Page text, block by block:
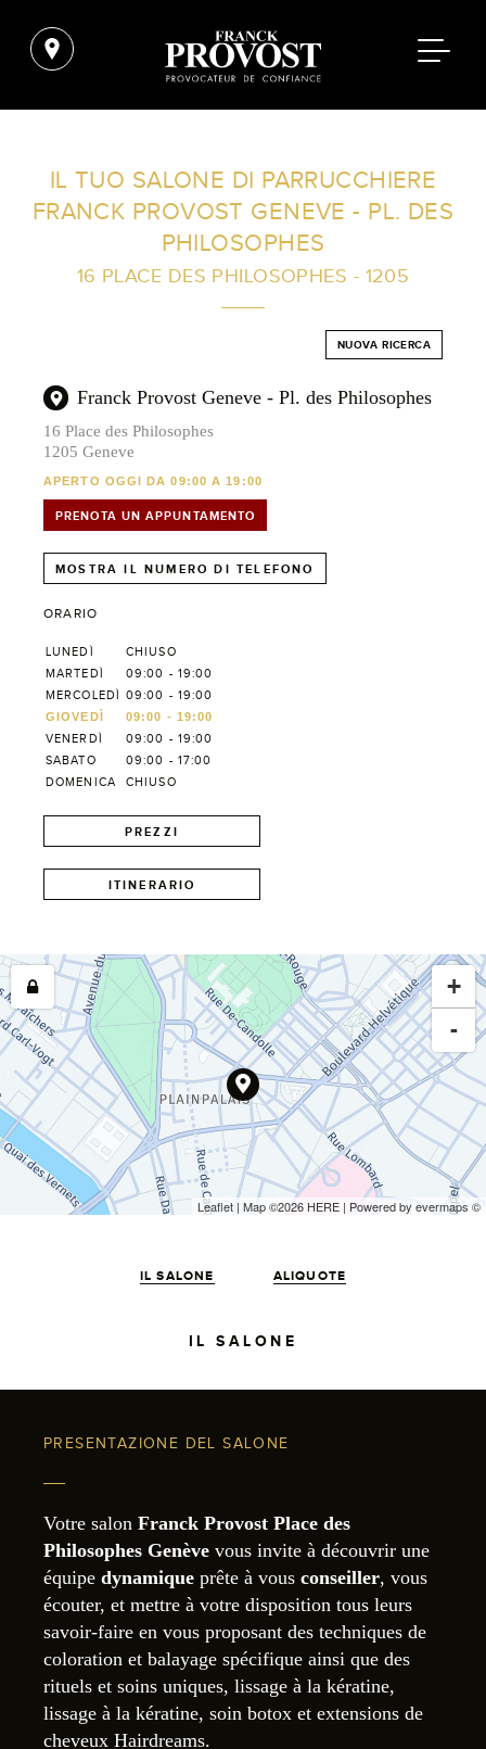
FILTRI AVANZATI
IL TUO SALONE DI PARRUCCHIERE
FRANCK PROVOST GENEVE - PL. DES
PHILOSOPHES
16 PLACE DES PHILOSOPHES - 1205
NUOVA RICERCA
Franck Provost Geneve - Pl. des Philosophes
16 Place des Philosophes
1205 Geneve
APERTO OGGI DA 09:00 A 19:00
PRENOTA UN APPUNTAMENTO
MOSTRA IL NUMERO DI TELEFONO
ORARIO
LUNEDÌ
CHIUSO
MARTEDÌ
09:00 - 19:00
MERCOLEDÌ 09:00 - 19:00
GIOVEDÌ
09:00 - 19:00
VENERDÌ
09:00 - 19:00
SABATO
09:00 - 17:00
DOMENICA
CHIUSO
PREZZI
ITINERARIO
+
-
Leaflet | Map ©2026 HERE | Powered by evermaps ©
IL SALONE ALIQUOTE
IL SALONE
PRESENTAZIONE DEL SALONE
Votre salon Franck Provost Place des
Philosophes Genève vous invite à découvrir une
équipe dynamique prête à vous conseiller, vous
écouter, et mettre à votre disposition tous leurs
savoir-faire en vous proposant des techniques de
coloration et balayage spécifique ainsi que des
rituels et soins uniques, lissage à la kératine,
lissage à la kératine, soin botox et extensions de
cheveux Hairdreams.